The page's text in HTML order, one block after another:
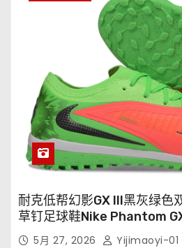
耐克低帮幻影GX III黑灰绿色
草钉足球鞋Nike Phantom
5月 27, 2026 Yijimaoyi-01